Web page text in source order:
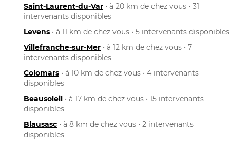
Saint-Laurent-du-Var • à 20 km de chez vous • 31
intervenants disponibles
Levens • à 11 km de chez vous • 5 intervenants disponibles
Villefranche-sur-Mer • à 12 km de chez vous • 7
intervenants disponibles
Colomars • à 10 km de chez vous • 4 intervenants
disponibles
Beausoleil • à 17 km de chez vous • 15 intervenants
disponibles
Blausasc • à 8 km de chez vous • 2 intervenants
disponibles